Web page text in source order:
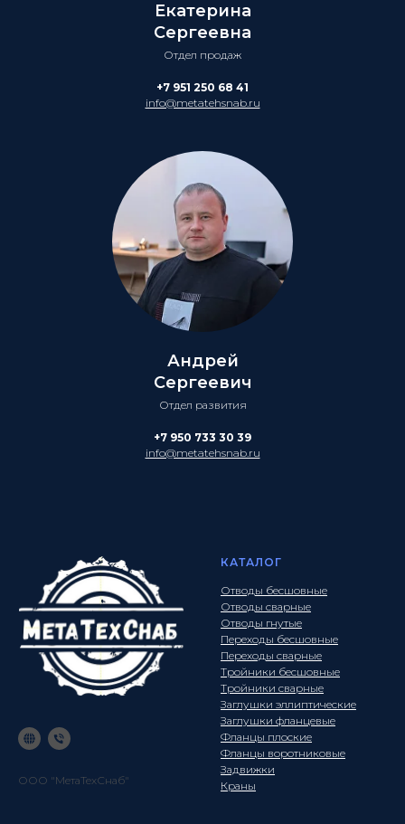
Екатерина
Сергеевна
Отдел продаж
+7 951 250 68 41
info@metatehsnab.ru
Андрей
Сергеевич
Отдел развития
+7 950 733 30 39
info@metatehsnab.ru
ООО "МетаТехСнаб"
КАТАЛОГ
Отводы бесшовные
Отводы сварные
Отводы гнутые
Переходы бесшовные
Переходы сварные
Тройники бесшовные
Тройники сварные
Заглушки эллиптические
Заглушки фланцевые
Фланцы плоские
Фланцы воротниковые
Задвижки
Краны